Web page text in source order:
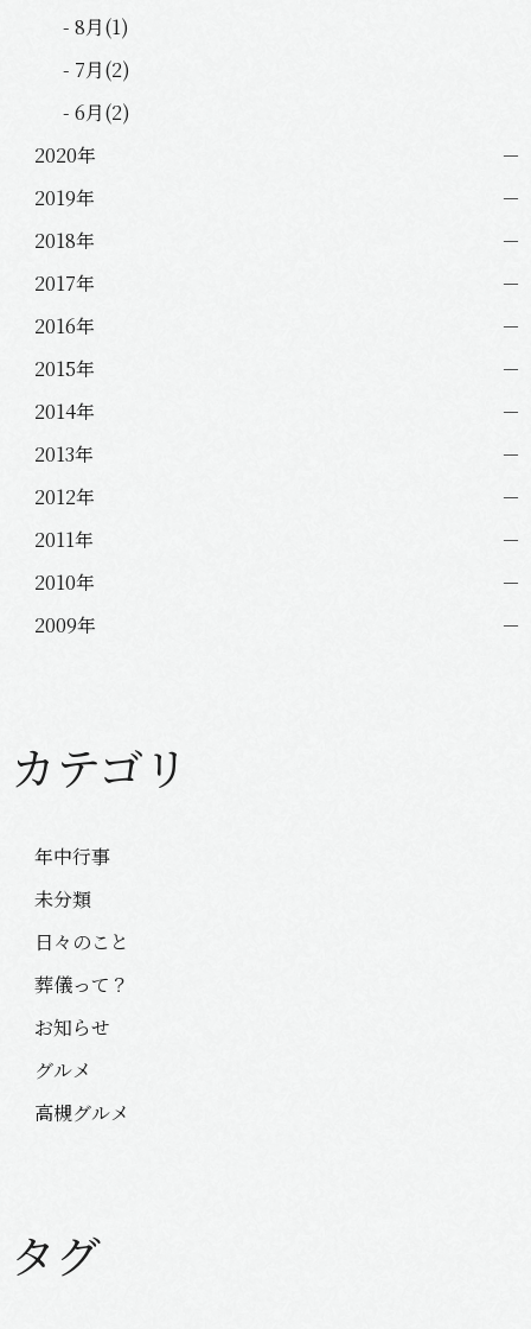
- 8月(1)
- 7月(2)
- 6月(2)
2020年
2019年
2018年
2017年
2016年
2015年
2014年
2013年
2012年
2011年
2010年
2009年
カテゴリ
年中行事
未分類
日々のこと
葬儀って？
お知らせ
グルメ
高槻グルメ
タグ